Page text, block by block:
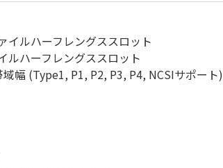
イルハーフレングススロット
ルハーフレングススロット
幅 (Type1, P1, P2, P3, P4, NCSIサポート)